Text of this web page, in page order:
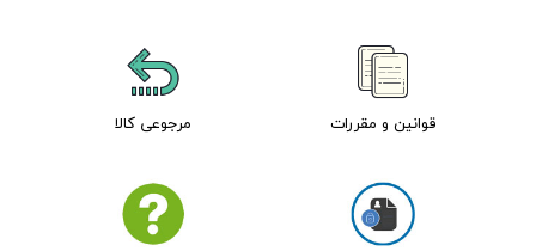
قوانین و مقررات مرجوعی کالا